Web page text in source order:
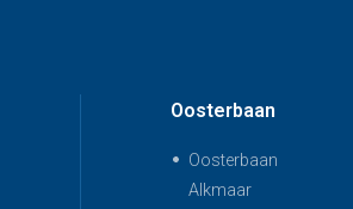
Oosterbaan
Oosterbaan
Alkmaar